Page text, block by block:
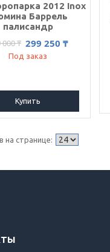
2012 Inox
Баррель
палисандр
000 ₸ 299 250 ₸
Под заказ
Купить